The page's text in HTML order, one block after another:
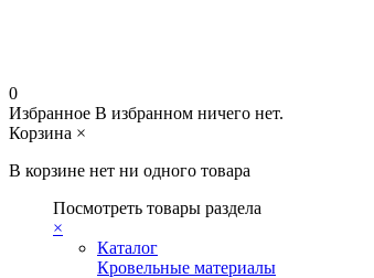
0
Избранное В избранном ничего нет.
Корзина ×
В корзине нет ни одного товара
Посмотреть товары раздела
×
Каталог
Кровельные материалы